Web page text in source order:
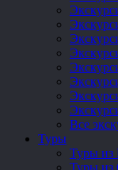
Все
Туры
Туры
Туры из